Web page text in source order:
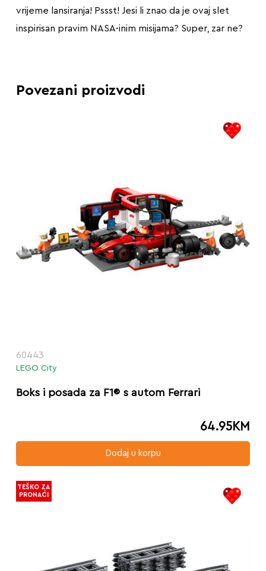
vrijeme lansiranja! Pssst! Jesi li znao da je ovaj slet
inspirisan pravim NASA-inim misijama? Super, zar ne?
Povezani proizvodi
60443
LEGO City
Boks i posada za F1® s autom Ferrari
64.95KM
Dodaj u korpu
TEŠKO ZA
PRONAĆI